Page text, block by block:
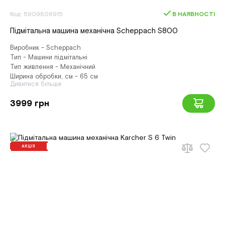
Код: 5909806915 В НАЯВНОСТІ
Підмітальна машина механічна Scheppach S800
Виробник - Scheppach
Тип - Машини підмітальні
Тип живлення - Механічний
Ширина обробки, см - 65 см
Дивитися більше
3999 грн
АКЦІЯ